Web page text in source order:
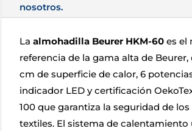
nosotros.
La almohadilla Beurer HKM-60es el
referencia de la gama alta de Beurer,
cm de superficie de calor, 6
indicador LED y certificación
100 que garantiza la seguridad de
textiles. El sistema de calentamiento